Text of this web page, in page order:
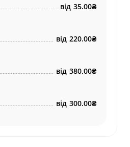
від 35.00₴
від 220.00₴
від 380.00₴
від 300.00₴